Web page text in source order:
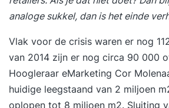
analoge sukkel, dan is het einde
Vlak voor de crisis waren er nog
van 2014 zijn er nog circa 90 000
Hoogleraar eMarketing Cor
huidige leegstaand van 2 miljoen
oplopen tot 8 miljoen m2. Sluiting